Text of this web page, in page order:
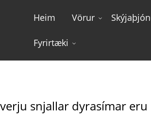
Heim Vörur
Fyrirtæki
snjallar dyrasímar